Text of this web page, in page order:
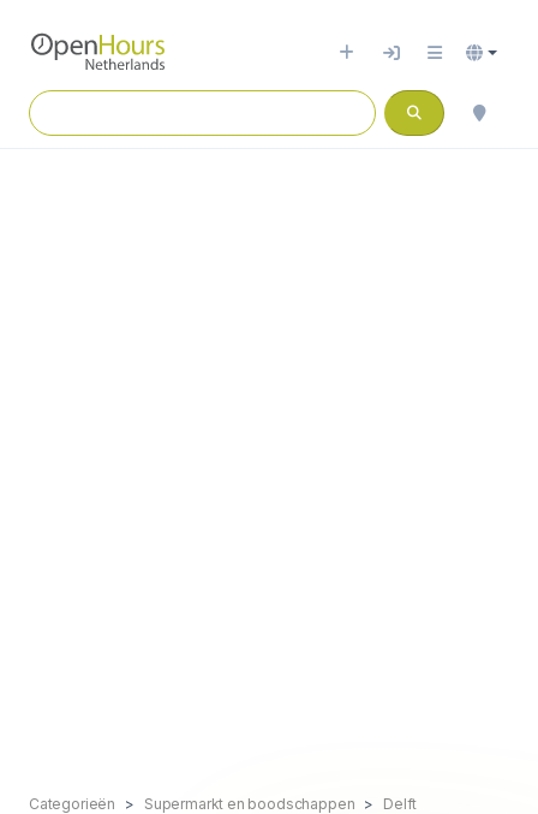
Categorieën Supermarkt en boodschappen
Delft